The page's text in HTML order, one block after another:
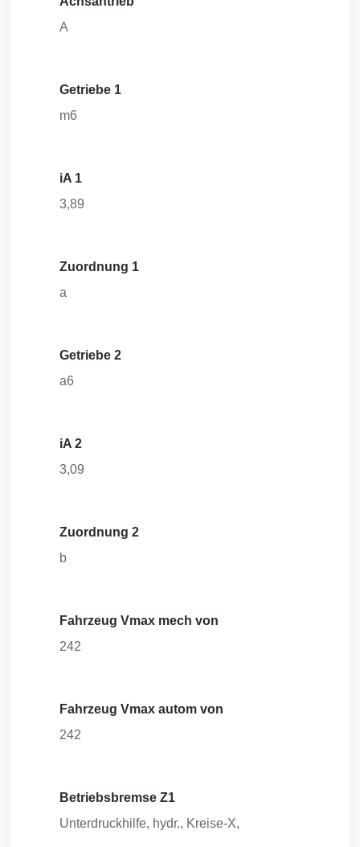
A
Getriebe 1
m6
iA 1
3,89
Zuordnung 1
a
Getriebe 2
a6
iA 2
3,09
Zuordnung 2
b
Fahrzeug Vmax mech von
242
Fahrzeug Vmax autom von
242
Betriebsbremse Z1
Unterdruckhilfe, hydr., Kreise-X,